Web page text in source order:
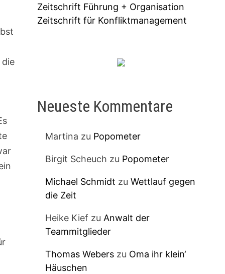
die
Zeitschrift Führung + Organisation
Zeitschrift für Konfliktmanagement
Neueste Kommentare
Martina zu Popometer
Birgit Scheuch zu Popometer
Michael Schmidt zu Wettlauf gegen
die Zeit
Heike Kief zu Anwalt der
Teammitglieder
Thomas Weberszu Oma ihr klein‘
Häuschen